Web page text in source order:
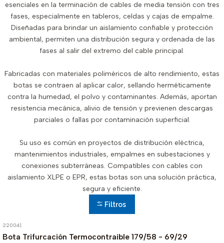
esenciales en la terminación de cables de media tensión con tres
fases, especialmente en tableros, celdas y cajas de empalme.
Diseñadas para brindar un aislamiento confiable y protección
ambiental, permiten una distribución segura y ordenada de las
fases al salir del extremo del cable principal.
Fabricadas con materiales poliméricos de alto rendimiento, estas
botas se contraen al aplicar calor, sellando herméticamente
contra la humedad, el polvo y contaminantes. Además, aportan
resistencia mecánica, alivio de tensión y previenen descargas
parciales o fallas por contaminación superficial.
Su uso es común en proyectos de distribución eléctrica,
mantenimientos industriales, empalmes en subestaciones y
conexiones subterráneas. Compatibles con cables con
aislamiento XLPE o EPR, estas botas son una solución práctica,
segura y eficiente.
Filtros
22004|
Bota Trifurcación Termocontraible 179/58 - 69/29